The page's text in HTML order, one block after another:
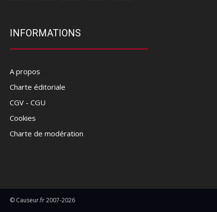
INFORMATIONS
A propos
Charte éditoriale
CGV - CGU
Cookies
Charte de modération
© Causeur.fr 2007-2026